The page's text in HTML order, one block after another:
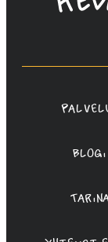
Saukko-
Oy
Blogi